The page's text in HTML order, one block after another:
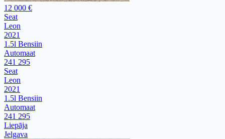
12 000 €
Seat
Leon
2021
1.5l Bensiin
Automaat
241 295
Seat
Leon
2021
1.5l Bensiin
Automaat
241 295
Liepāja
Jelgava